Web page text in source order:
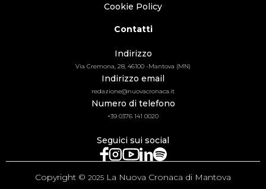
Cookie Policy
Contatti
Indirizzo
Via Cremona, 28, 46100 -Mantova (MN)
Indirizzo email
redazione@nuovacronaca.it
Numero di telefono
+39 0376 141 0020
Seguici sui social
Copyright © 2025 La Nuova Cronaca di Mantova